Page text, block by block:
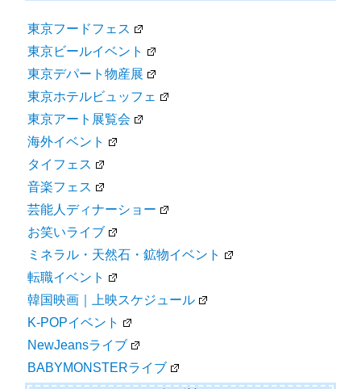
東京フードフェス
東京ビールイベント
東京デパート物産展
東京ホテルビュッフェ
東京アート展覧会
海外イベント
タイフェス
音楽フェス
芸能人ディナーショー
お笑いライブ
ミネラル・天然石・鉱物イベント
転職イベント
韓国映画｜上映スケジュール
K-POPイベント
NewJeansライブ
BABYMONSTERライブ